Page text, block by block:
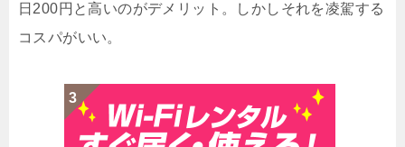
日200円と高いのがデメリット。しかしそれを凌駕する
コスパがいい。